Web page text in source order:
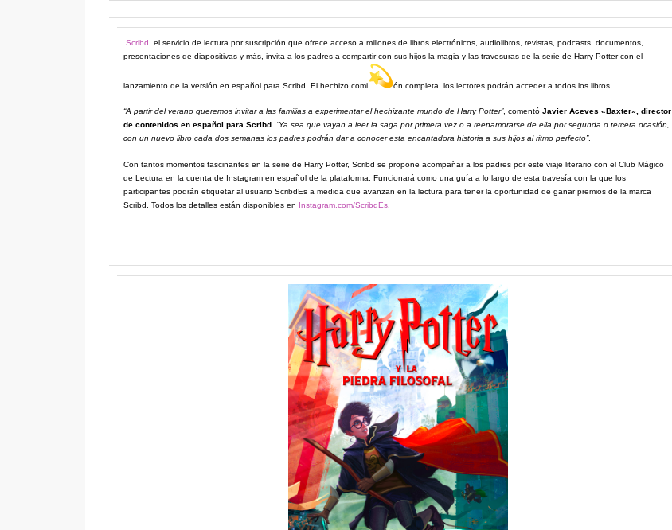
Scribd
, el servicio de lectura por suscripción que ofrece acceso a millones de libros electrónicos, audiolibros, revistas, podcasts, documentos,
presentaciones de diapositivas y más, invita a los padres a compartir con sus hijos la magia y las travesuras de la serie de Harry Potter con el
lanzamiento de la versión en español para Scribd. El hechizo comi ón completa, los lectores podrán acceder a todos los libros.
“A partir del verano queremos invitar a las familias a experimentar el hechizante mundo de Harry Potter”, comentóJavier Aceves «Baxter», director
de contenidos en español para Scribd. “Ya sea que vayan a leer la saga por primera vez o a reenamorarse de ella por segunda o tercera ocasión,
con un nuevo libro cada dos semanas los padres podrán dar a conocer esta encantadora historia a sus hijos al ritmo perfecto”.
Con tantos momentos fascinantes en la serie de Harry Potter, Scribd se propone acompañar a los padres por este viaje literario con el Club Mágico
de Lectura en la cuenta de Instagram en español de la plataforma. Funcionará como una guía a lo largo de esta travesía con la que los
participantes podrán etiquetar al usuario ScribdEs a medida que avanzan en la lectura para tener la oportunidad de ganar premios de la marca
Scribd. Todos los detalles están disponibles en Instagram.com/ScribdEs